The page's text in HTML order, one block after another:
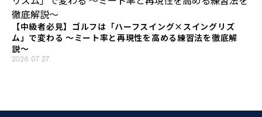
【中級者必見】ゴルフは「ハーフスイング×スイングリズ
ム」で変わる 〜ミート率と再現性を高める練習法を徹底解
説〜
2026.07.27